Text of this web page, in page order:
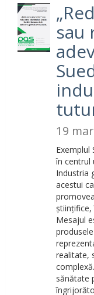
sau
19
Exemplul
în centrul
Industria
acestui
științifice,
Mesajul
realitate,
sănătate